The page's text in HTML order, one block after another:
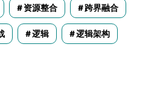
资源整合 跨界融合
逻辑 逻辑架构